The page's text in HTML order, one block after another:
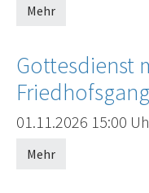
Mehr
Gottesdienst
Friedhofsgang
01.11.2026 15:00
Mehr